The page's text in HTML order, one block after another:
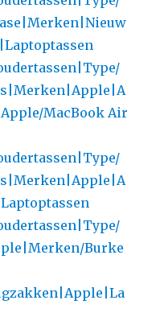
MacBook Air
Burke